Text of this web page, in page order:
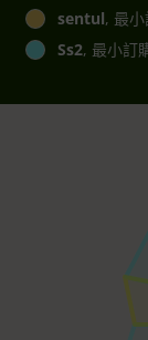
sentul, 最
Ss2, 最小訂